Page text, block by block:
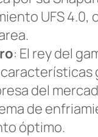
UFS
: El rey del
del
de
óptimo.